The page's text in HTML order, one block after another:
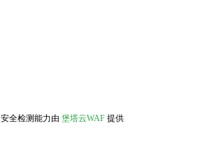
安全检测能力由 堡塔云WAF 提供